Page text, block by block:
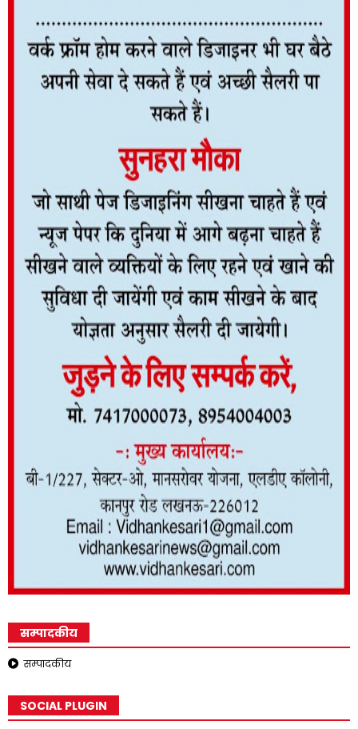
सम्पादकीय
सम्पादकीय
SOCIAL PLUGIN